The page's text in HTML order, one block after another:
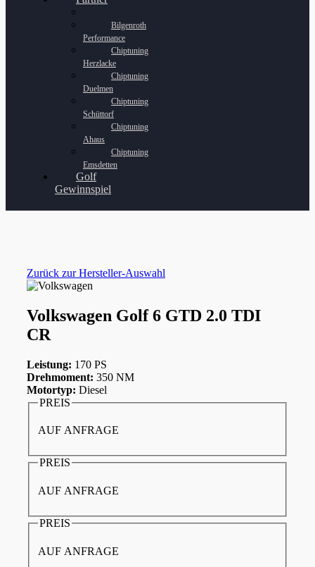
Bilgenroth
Performance
Chiptuning
Herzlacke
Chiptuning
Duelmen
Chiptuning
Schüttorf
Chiptuning
Ahaus
Chiptuning
Emsdetten
Golf
Gewinnspiel
Zurück zur Hersteller-Auswahl
Volkswagen Golf 6 GTD 2.0 TDI
CR
Leistung: 170 PS
Drehmoment: 350 NM
Motortyp: Diesel
PREIS
AUF ANFRAGE
PREIS
AUF ANFRAGE
PREIS
AUF ANFRAGE